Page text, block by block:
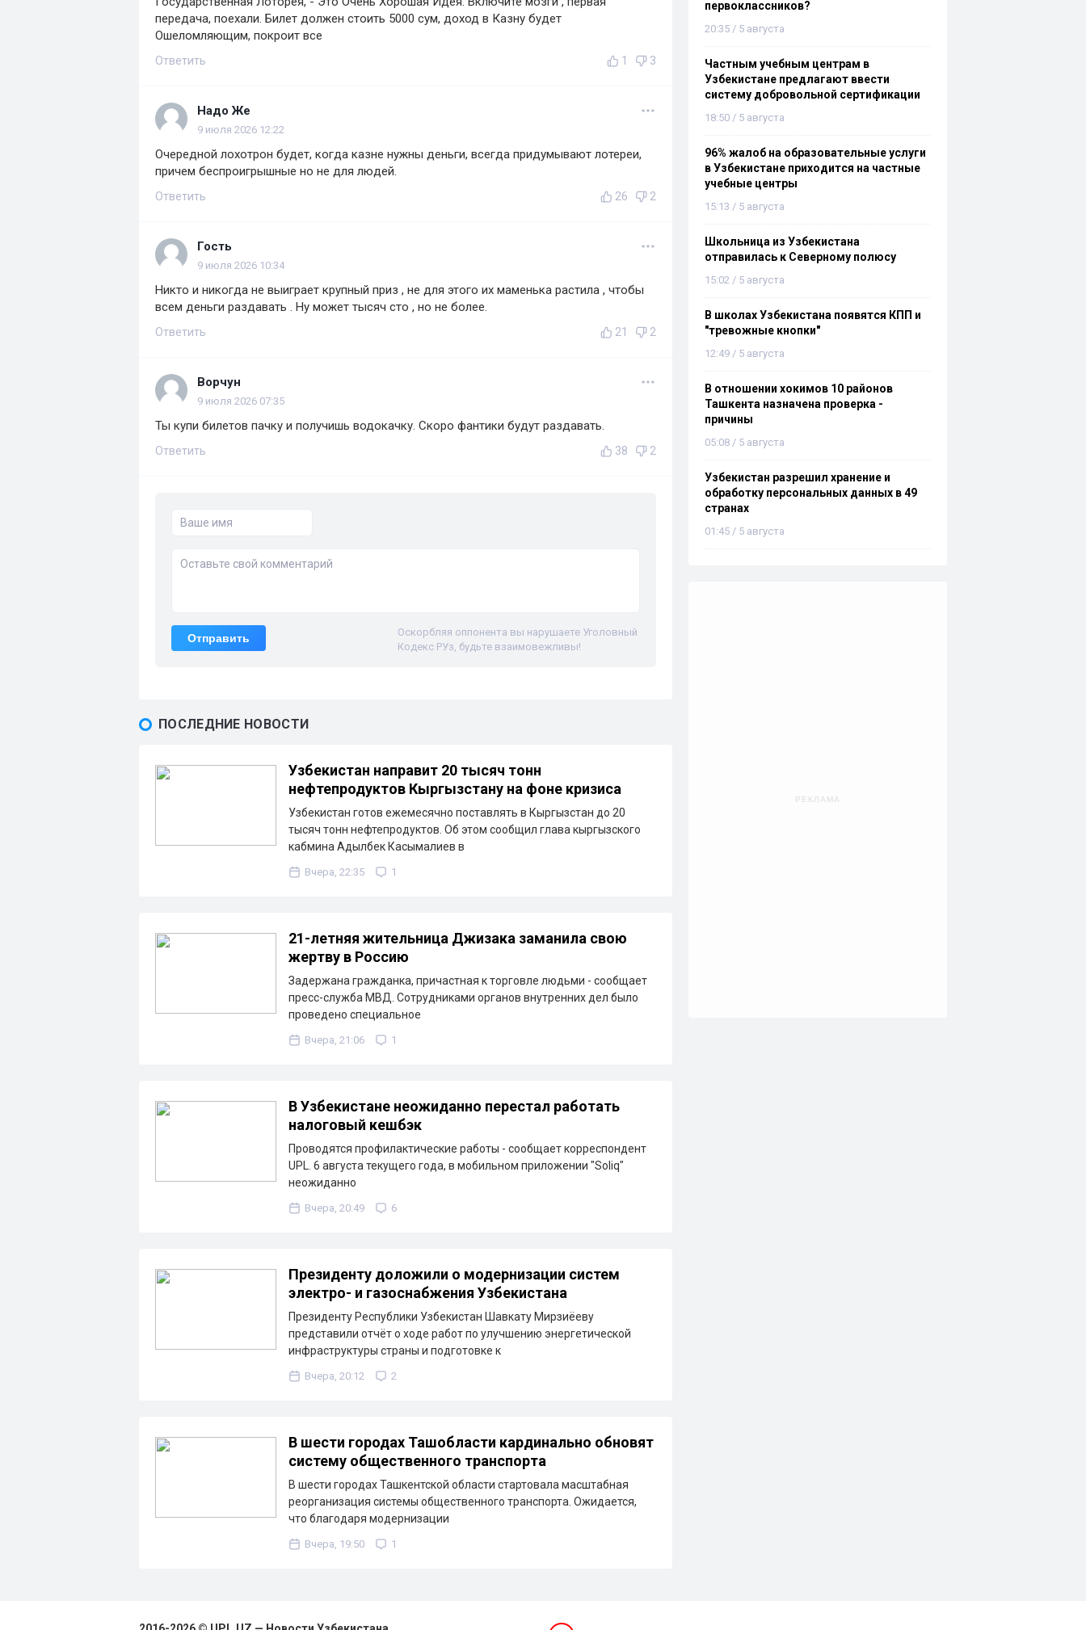
передача, поехали. Билет должен стоить 5000 сум, доход в Казну будет
Ошеломляющим, покроит все
Ответить 1 3
Надо Же
9 июля 2026 12:22
Очередной лохотрон будет, когда казне нужны деньги, всегда придумывают лотереи,
причем беспроигрышные но не для людей.
Ответить 26 2
Гость
9 июля 2026 10:34
Никто и никогда не выиграет крупный приз , не для этого их маменька растила , чтобы
всем деньги раздавать . Ну может тысяч сто , но не более.
Ответить 21 2
Ворчун
9 июля 2026 07:35
Ты купи билетов пачку и получишь водокачку. Скоро фантики будут раздавать.
Ответить 38 2
Оскорбляя оппонента вы нарушаете Уголовный
Кодекс РУз, будьте взаимовежливы!
Отправить
ПОСЛЕДНИЕ НОВОСТИ
Узбекистан направит 20 тысяч тонн
нефтепродуктов Кыргызстану на фоне кризиса
Узбекистан готов ежемесячно поставлять в Кыргызстан до 20
тысяч тонн нефтепродуктов. Об этом сообщил глава кыргызского
кабмина Адылбек Касымалиев в
Вчера, 22:35 1
21-летняя жительница Джизака заманила свою
жертву в Россию
Задержана гражданка, причастная к торговле людьми - сообщает
пресс-служба МВД. Сотрудниками органов внутренних дел было
проведено специальное
Вчера, 21:06 1
В Узбекистане неожиданно перестал работать
налоговый кешбэк
Проводятся профилактические работы - сообщает корреспондент
UPL. 6 августа текущего года, в мобильном приложении "Soliq"
неожиданно
Вчера, 20:49 6
Президенту доложили о модернизации систем
электро- и газоснабжения Узбекистана
Президенту Республики Узбекистан Шавкату Мирзиёеву
представили отчёт о ходе работ по улучшению энергетической
инфраструктуры страны и подготовке к
Вчера, 20:12 2
В шести городах Ташобласти кардинально обновят
систему общественного транспорта
В шести городах Ташкентской области стартовала масштабная
реорганизация системы общественного транспорта. Ожидается,
что благодаря модернизации
Вчера, 19:50 1
первоклассников?
20:35 / 5 августа
Частным учебным центрам в
Узбекистане предлагают ввести
систему добровольной сертификации
18:50 / 5 августа
96% жалоб на образовательные услуги
в Узбекистане приходится на частные
учебные центры
15:13 / 5 августа
Школьница из Узбекистана
отправилась к Северному полюсу
15:02 / 5 августа
В школах Узбекистана появятся КПП и
"тревожные кнопки"
12:49 / 5 августа
В отношении хокимов 10 районов
Ташкента назначена проверка -
причины
05:08 / 5 августа
Узбекистан разрешил хранение и
обработку персональных данных в 49
странах
01:45 / 5 августа